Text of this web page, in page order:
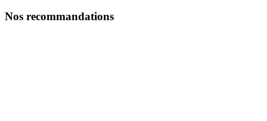
Nos recommandations